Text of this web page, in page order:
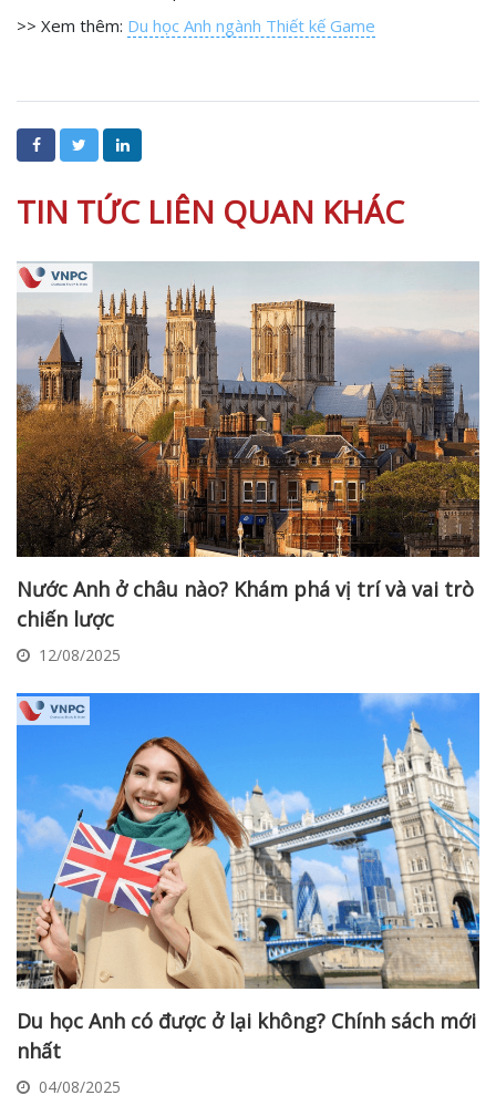
>> Xem thêm: Du học Anh ngành Thiết kế Game
TIN TỨC LIÊN QUAN KHÁC
Nước Anh ở châu nào? Khám phá vị trí và vai trò
chiến lược
12/08/2025
Du học Anh có được ở lại không? Chính sách mới
nhất
04/08/2025